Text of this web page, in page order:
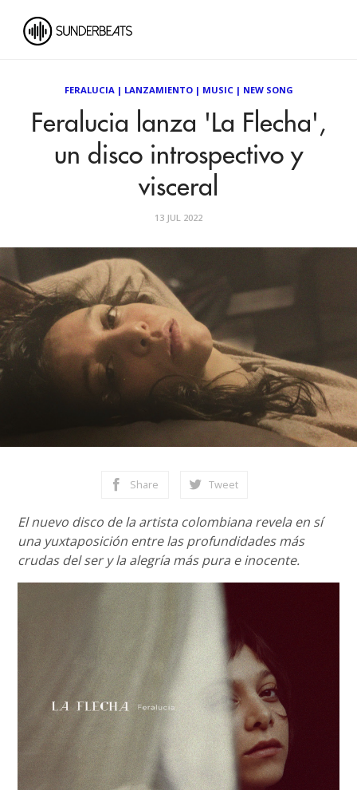
FERALUCIA| LANZAMIENTO| MUSIC| NEW SONG
Feralucia lanza 'La Flecha',
un disco introspectivo y
visceral
13 JUL 2022
Share Tweet
El nuevo disco de la artista colombiana revela en sí
una yuxtaposición entre las profundidades más
crudas del ser y la alegría más pura e inocente.